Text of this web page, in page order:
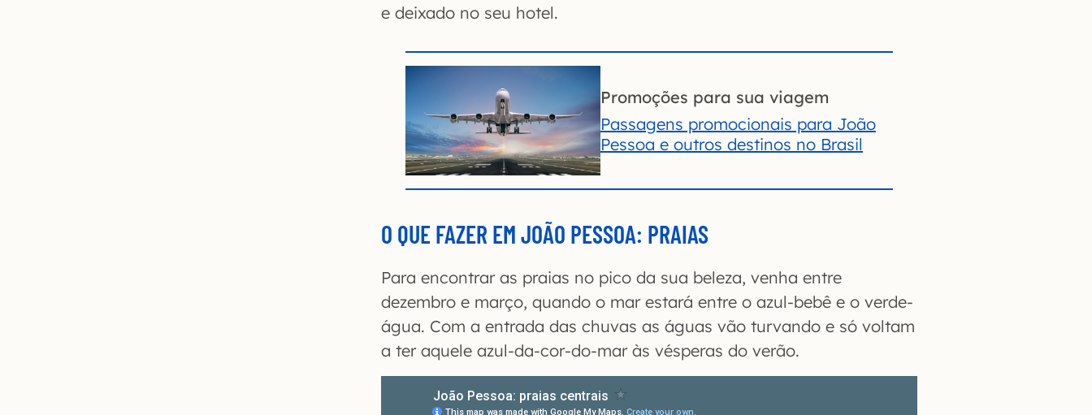
e deixado no seu hotel.
Promoções para sua viagem
Passagens promocionais para João
Pessoa e outros destinos no Brasil
O QUE FAZER EM JOÃO PESSOA: PRAIAS
Para encontrar as praias no pico da sua beleza, venha entre
dezembro e março, quando o mar estará entre o azul-bebê e o verde-
água. Com a entrada das chuvas as águas vão turvando e só voltam
a ter aquele azul-da-cor-do-mar às vésperas do verão.